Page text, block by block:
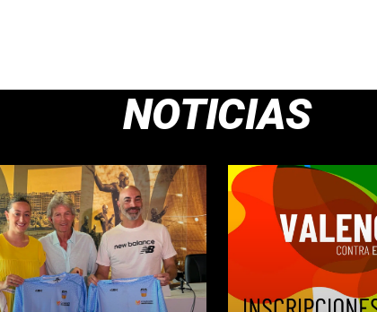
NOTICIAS